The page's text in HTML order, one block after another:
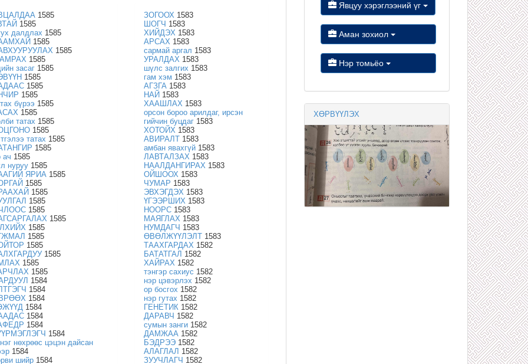
1585
1585
далдлах 1585
1585
1585
1585
засаг 1585
1585
1585
1585
бүрээ 1585
1585
татах 1585
1585
татах 1585
1585
ач 1585
нуруу 1585
ЯРИА 1585
1585
1585
1585
1585
1585
1585
1585
1585
1585
1585
1585
1584
1584
1584
1584
1584
1584
1584
нөхрөөс цэцэн дайсан
1584
шийр 1584
ЗОГООХ 1583
ШОГЧ 1583
ХИЙДЭХ 1583
АРСАХ 1583
сармай аргал 1583
УРАЛДАХ 1583
шүлс залгих 1583
гам хэм 1583
АГЗГА1583
НАЙ 1583
ХААШЛАХ 1583
орсон бороо арилдаг, ирсэн
гийчин буцдаг1583
ХОТОЙХ 1583
АВИРАЛТ1583
амбан явахгүй1583
ЛАВТАЛЗАХ 1583
НААЛДАНГИРАХ 1583
ОЙШООХ 1583
ЧУМАР 1583
ЭВХЭГДЭХ 1583
ҮГЭЭРШИХ 1583
НООРС1583
МАЯГЛАХ 1583
НУМДАГЧ 1583
ӨВӨЛЖҮҮЛЭЛТ1583
ТААХГАРДАХ 1582
БАТАТГАЛ 1582
ХАЙРАХ 1582
тэнгэр сахиус 1582
нэр цэвэрлэх 1582
ор босгох 1582
нэр гутах 1582
ГЕНЕТИК1582
ДАРАВЧ 1582
сумын занги1582
ДАМЖАА1582
БЭДРЭЭ1582
АЛАГЛАЛ 1582
ЗУУЧЛАГЧ 1582
Явцуу хэрэглээний үг
Аман зохиол
Нэр томьёо
ХӨРВҮҮЛЭХ